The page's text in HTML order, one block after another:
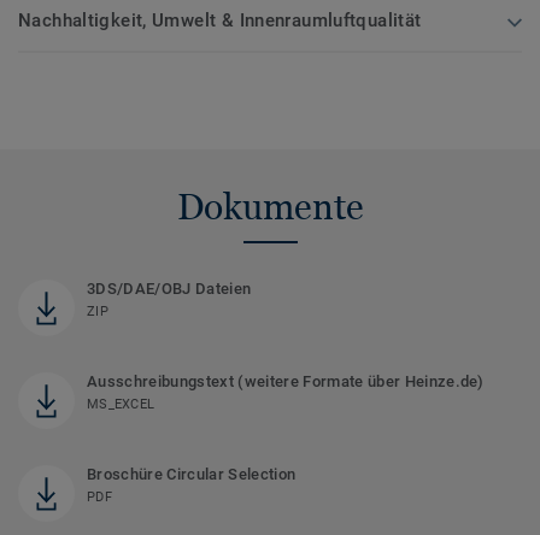
Nachhaltigkeit, Umwelt & Innenraumluftqualität
Dokumente
3DS/DAE/OBJ Dateien
ZIP
Ausschreibungstext (weitere Formate über Heinze.de)
MS_EXCEL
Broschüre Circular Selection
PDF